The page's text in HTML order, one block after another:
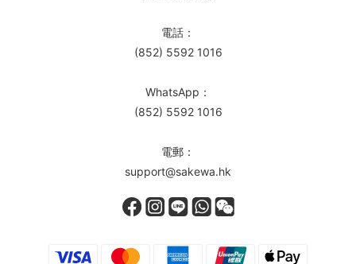
電話：
(852) 5592 1016
WhatsApp：
(852) 5592 1016
電郵：
support@sakewa.hk